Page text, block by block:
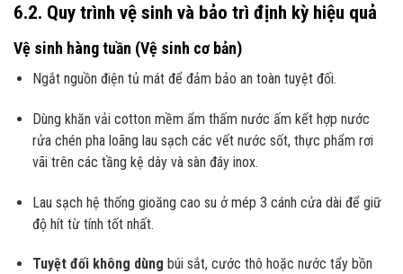
6.2. Quy trình vệ sinh và bảo trì định kỳ hiệu quả
Vệ sinh hàng tuần (Vệ sinh cơ bản)
Ngắt nguồn điện tủ mát để đảm bảo an toàn tuyệt đối.
Dùng khăn vải cotton mềm ẩm thấm nước ấm kết hợp nước
rửa chén pha loãng lau sạch các vết nước sốt, thực phẩm rơi
vãi trên các tầng kệ dây và sàn đáy inox.
Lau sạch hệ thống gioăng cao su ở mép 3 cánh cửa dài để giữ
độ hít từ tính tốt nhất.
Tuyệt đối không dùng búi sắt, cước thô hoặc nước tẩy bồn